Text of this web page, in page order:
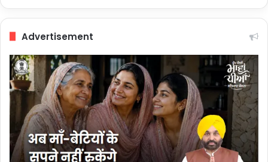
Advertisement